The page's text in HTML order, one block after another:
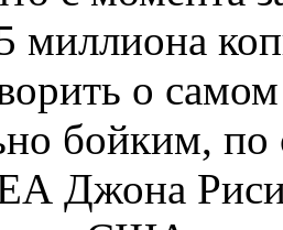
миллиона
о
бойким, по
ЕА Джона